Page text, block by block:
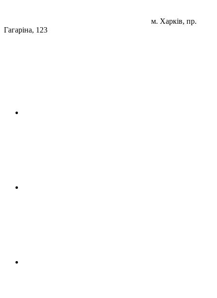
м. Харків, пр.
Гагаріна, 123